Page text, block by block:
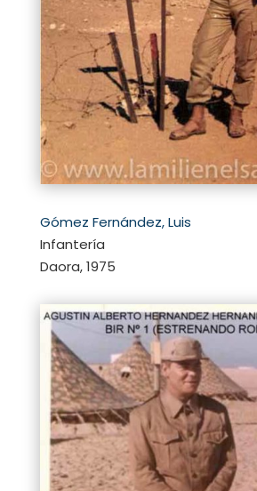
Gómez Fernández, Luis
Infantería
Daora, 1975